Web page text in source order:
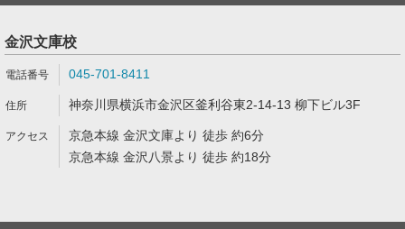
金沢文庫校
045-701-8411
神奈川県横浜市金沢区釜利谷東2-14-13 柳下ビル3F
京急本線 金沢文庫より 徒歩 約6分
京急本線 金沢八景より 徒歩 約18分